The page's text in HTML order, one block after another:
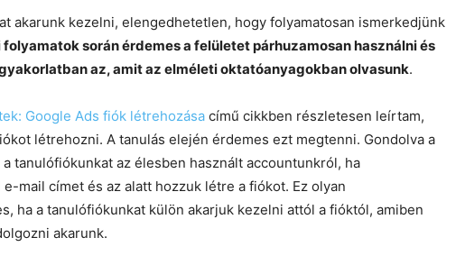
akarunk kezelni, elengedhetetlen, hogy folyamatosan ismerkedjünk
folyamatok során érdemes a felületet párhuzamosan használni és
az, amit az elméleti oktatóanyagokban olvasunk.
Google Ads fiók létrehozása című cikkben részletesen leírtam,
létrehozni. A tanulás elején érdemes ezt megtenni. Gondolva a
tanulófiókunkat az élesben használt accountunkról, ha
mail címet és az alatt hozzuk létre a fiókot. Ez olyan
ha a tanulófiókunkat külön akarjuk kezelni attól a fióktól, amiben
akarunk.